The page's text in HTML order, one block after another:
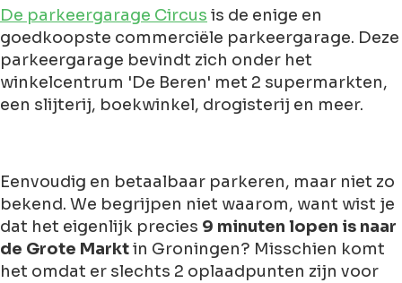
De parkeergarage Circus is de enige en
goedkoopste commerciële parkeergarage. Deze
parkeergarage bevindt zich onder het
winkelcentrum 'De Beren' met 2 supermarkten,
een slijterij, boekwinkel, drogisterij en meer.
Eenvoudig en betaalbaar parkeren, maar niet zo
bekend. We begrijpen niet waarom, want wist je
dat het eigenlijk precies 9 minuten lopen is naar
de Grote Marktin Groningen? Misschien komt
het omdat er slechts 2 oplaadpunten zijn voor